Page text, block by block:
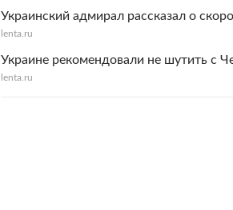
Украинский адмирал рассказал о
lenta.ru
Украине рекомендовали не шутить с
lenta.ru